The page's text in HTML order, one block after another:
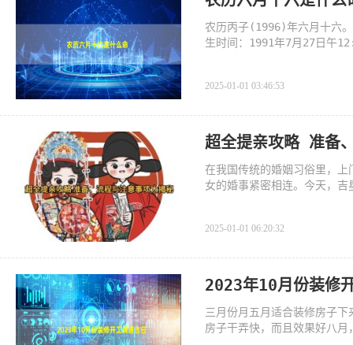
农历丙子(1996)年六月十六
生时间：1991年7月27日午
2025-01-01 03:46:53
超全提亲攻略 准备
在我国传统的婚姻习俗里，
女的婚事紧密相连。今天，
2025-01-01 06:20:32
2023年10月份装修
三月份月五月适合装修房子
房子干弄快，而且效果好八